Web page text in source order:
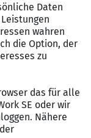
bei
Deine
Dich
im